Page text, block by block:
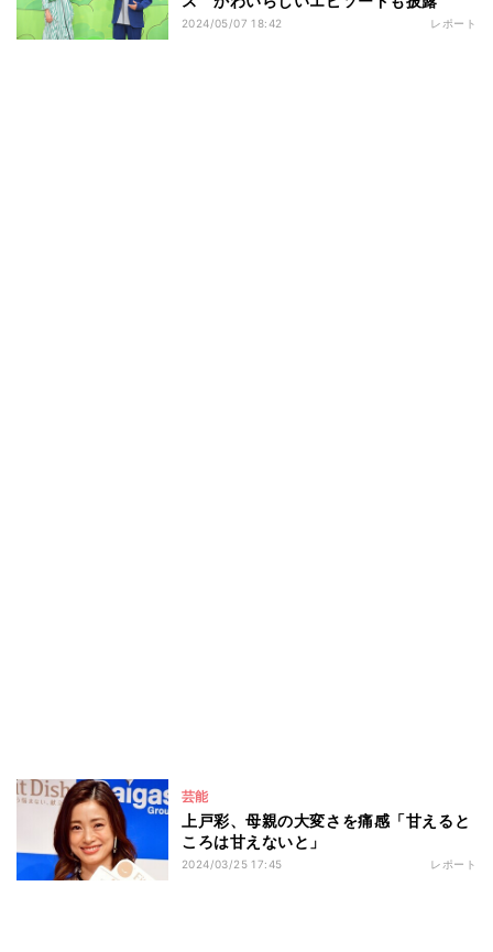
2024/05/07 18:42 レポート
芸能
上戸彩、母親の大変さを痛感「甘えると
ころは甘えないと」
2024/03/25 17:45 レポート